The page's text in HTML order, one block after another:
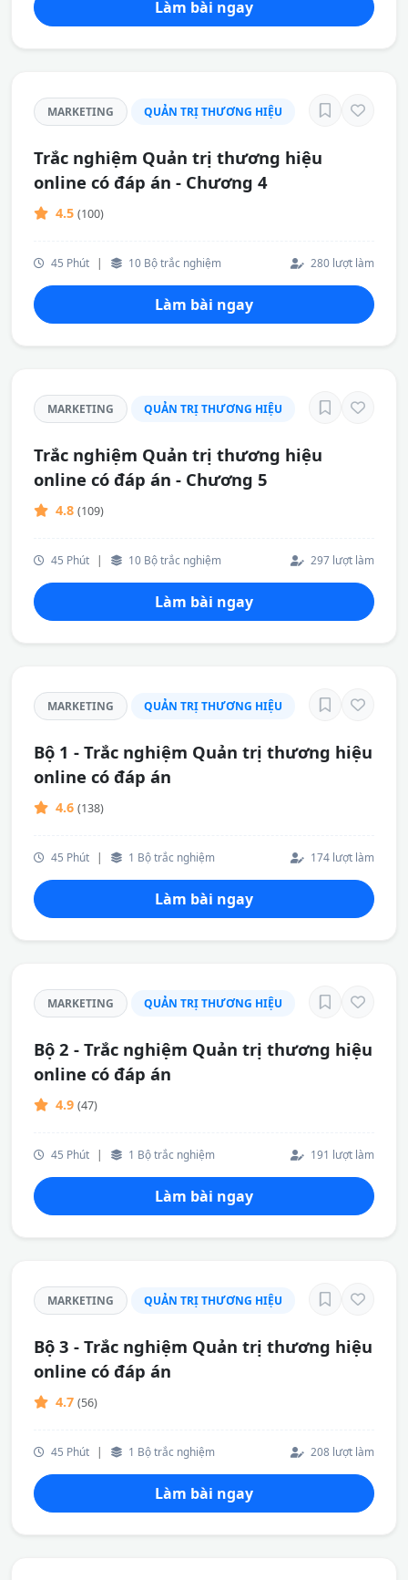
Làm bài ngay
MARKETING QUẢN TRỊ THƯƠNG HIỆU
Trắc nghiệm Quản trị thương hiệu
online có đáp án - Chương 4
4.5 (100)
45 Phút | 10 Bộ trắc nghiệm 280 lượt làm
Làm bài ngay
MARKETING QUẢN TRỊ THƯƠNG HIỆU
Trắc nghiệm Quản trị thương hiệu
online có đáp án - Chương 5
4.8 (109)
45 Phút | 10 Bộ trắc nghiệm 297 lượt làm
Làm bài ngay
MARKETING QUẢN TRỊ THƯƠNG HIỆU
Bộ 1 - Trắc nghiệm Quản trị thương hiệu
online có đáp án
4.6 (138)
45 Phút | 1 Bộ trắc nghiệm 174 lượt làm
Làm bài ngay
MARKETING QUẢN TRỊ THƯƠNG HIỆU
Bộ 2 - Trắc nghiệm Quản trị thương hiệu
online có đáp án
4.9 (47)
45 Phút | 1 Bộ trắc nghiệm 191 lượt làm
Làm bài ngay
MARKETING QUẢN TRỊ THƯƠNG HIỆU
Bộ 3 - Trắc nghiệm Quản trị thương hiệu
online có đáp án
4.7 (56)
45 Phút | 1 Bộ trắc nghiệm 208 lượt làm
Làm bài ngay